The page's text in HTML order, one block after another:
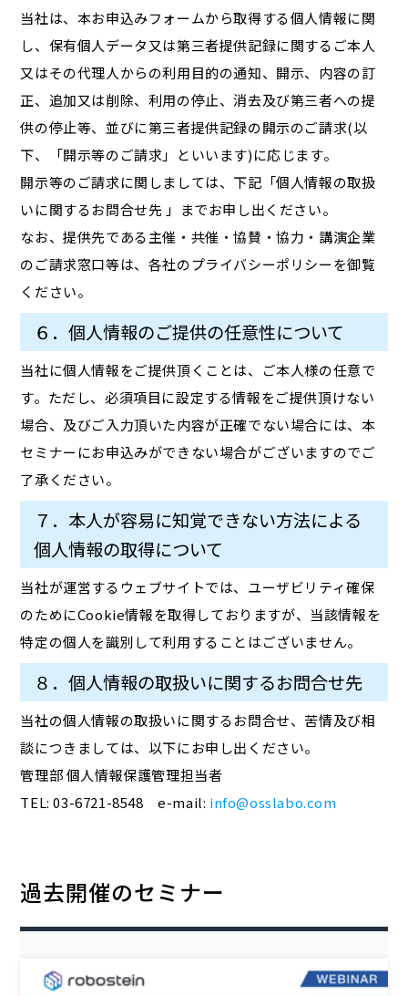
当社は、本お申込みフォームから取得する個人情報に関
し、保有個人データ又は第三者提供記録に関するご本人
又はその代理人からの利用目的の通知、開示、内容の訂
正、追加又は削除、利用の停止、消去及び第三者への提
供の停止等、並びに第三者提供記録の開示のご請求(以
下、「開示等のご請求」といいます)に応じます。
開示等のご請求に関しましては、下記「個人情報の取扱
いに関するお問合せ先 」までお申し出ください。
なお、提供先である主催・共催・協賛・協力・講演企業
のご請求窓口等は、各社のプライバシーポリシーを御覧
ください。
６．個人情報のご提供の任意性について
当社に個人情報をご提供頂くことは、ご本人様の任意で
す。ただし、必須項目に設定する情報をご提供頂けない
場合、及びご入力頂いた内容が正確でない場合には、本
セミナーにお申込みができない場合がございますのでご
了承ください。
７．本人が容易に知覚できない方法による
個人情報の取得について
当社が運営するウェブサイトでは、ユーザビリティ確保
のためにCookie情報を取得しておりますが、当該情報を
特定の個人を識別して利用することはございません。
８．個人情報の取扱いに関するお問合せ先
当社の個人情報の取扱いに関するお問合せ、苦情及び相
談につきましては、以下にお申し出ください。
管理部 個人情報保護管理担当者
TEL: 03-6721-8548 e-mail: info@osslabo.com
過去開催のセミナー